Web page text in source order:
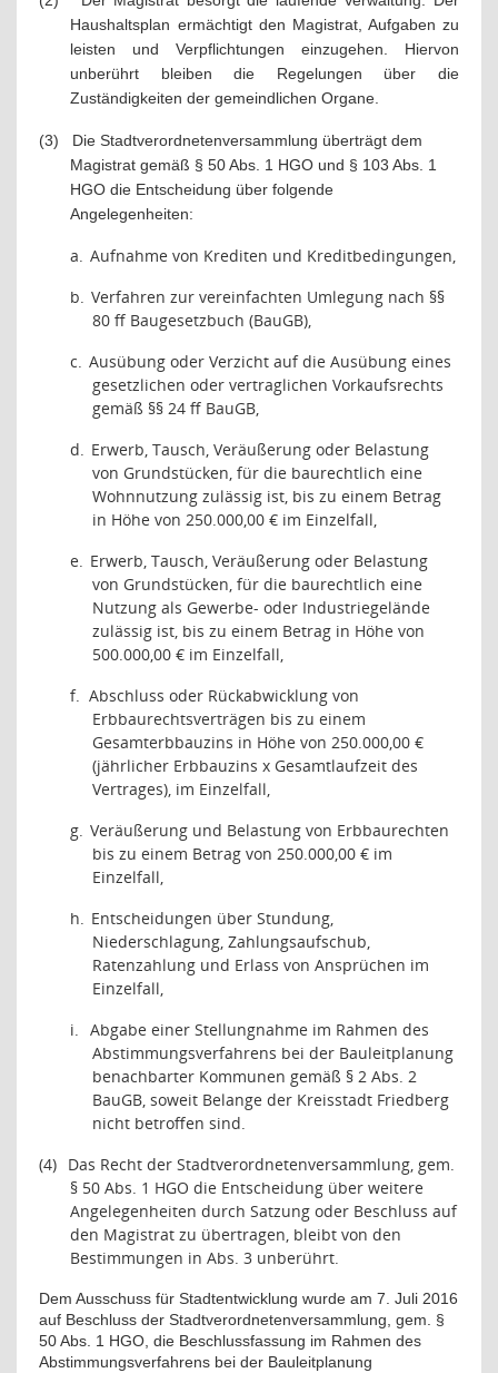
Haushaltsplan ermächtigt den Magistrat, Aufgaben zu
leisten und Verpflichtungen einzugehen. Hiervon
unberührt bleiben die Regelungen über die
Zuständigkeiten der gemeindlichen Organe.
(3)
Die Stadtverordnetenversammlung überträgt dem
Magistrat gemäß § 50 Abs. 1 HGO und § 103 Abs. 1
HGO die Entscheidung über folgende
Angelegenheiten:
a. Aufnahme von Krediten und Kreditbedingungen,
b. Verfahren zur vereinfachten Umlegung nach §§
80 ff Baugesetzbuch (BauGB),
c. Ausübung oder Verzicht auf die Ausübung eines
gesetzlichen oder vertraglichen Vorkaufsrechts
gemäß §§ 24 ff BauGB,
d. Erwerb, Tausch, Veräußerung oder Belastung
von Grundstücken, für die baurechtlich eine
Wohnnutzung zulässig ist, bis zu einem Betrag
in Höhe von 250.000,00 € im Einzelfall,
e. Erwerb, Tausch, Veräußerung oder Belastung
von Grundstücken, für die baurechtlich eine
Nutzung als Gewerbe- oder Industriegelände
zulässig ist, bis zu einem Betrag in Höhe von
500.000,00 € im Einzelfall,
f. Abschluss oder Rückabwicklung von
Erbbaurechtsverträgen bis zu einem
Gesamterbbauzins in Höhe von 250.000,00 €
(jährlicher Erbbauzins x Gesamtlaufzeit des
Vertrages), im Einzelfall,
g. Veräußerung und Belastung von Erbbaurechten
bis zu einem Betrag von 250.000,00 € im
Einzelfall,
h. Entscheidungen über Stundung,
Niederschlagung, Zahlungsaufschub,
Ratenzahlung und Erlass von Ansprüchen im
Einzelfall,
i.
Abgabe einer Stellungnahme im Rahmen des
Abstimmungsverfahrens bei der Bauleitplanung
benachbarter Kommunen gemäß § 2 Abs. 2
BauGB, soweit Belange der Kreisstadt Friedberg
nicht betroffen sind.
(4) Das Recht der Stadtverordnetenversammlung, gem.
§ 50 Abs. 1 HGO die Entscheidung über weitere
Angelegenheiten durch Satzung oder Beschluss auf
den Magistrat zu übertragen, bleibt von den
Bestimmungen in Abs. 3 unberührt.
Dem Ausschuss für Stadtentwicklung wurde am 7. Juli 2016
auf Beschluss der Stadtverordnetenversammlung, gem. §
50 Abs. 1 HGO, die Beschlussfassung im Rahmen des
Abstimmungsverfahrens bei der Bauleitplanung